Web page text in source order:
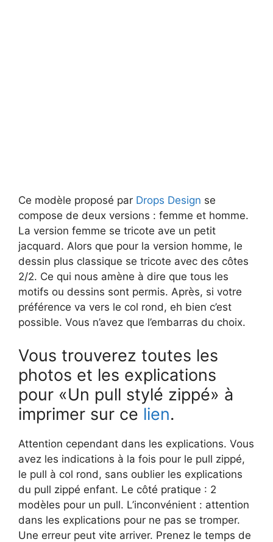
Ce modèle proposé par Drops Design se
compose de deux versions : femme et homme.
La version femme se tricote ave un petit
jacquard. Alors que pour la version homme, le
dessin plus classique se tricote avec des côtes
2/2. Ce qui nous amène à dire que tous les
motifs ou dessins sont permis. Après, si votre
préférence va vers le col rond, eh bien c’est
possible. Vous n’avez que l’embarras du choix.
Vous trouverez toutes les
photos et les explications
pour «Un pull stylé zippé» à
imprimer sur ce lien.
Attention cependant dans les explications. Vous
avez les indications à la fois pour le pull zippé,
le pull à col rond, sans oublier les explications
du pull zippé enfant. Le côté pratique : 2
modèles pour un pull. L’inconvénient : attention
dans les explications pour ne pas se tromper.
Une erreur peut vite arriver. Prenez le temps de